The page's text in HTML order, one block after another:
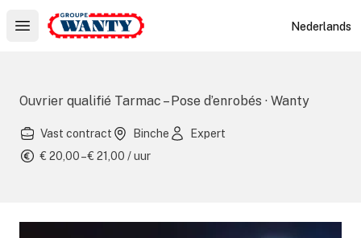
Open main menu
Le Groupe Wanty Nederlands
Ouvrier qualifié Tarmac – Pose d’enrobés · Wanty
Vast contract Binche
Expert
€ 20,00 – € 21,00 / uur